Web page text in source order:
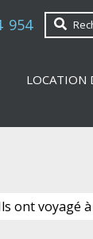
954
LOCATION
ont voyagé